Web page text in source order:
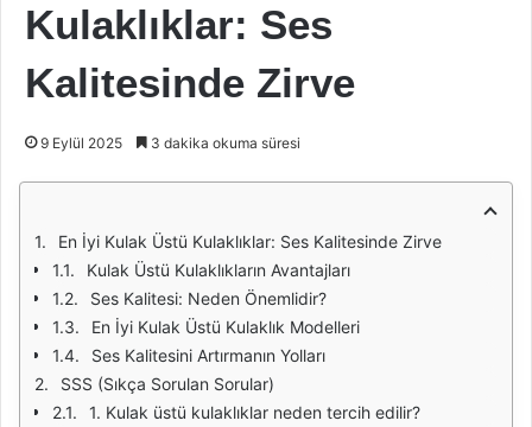
Kulaklıklar: Ses
Kalitesinde Zirve
9 Eylül 2025 3 dakika okuma süresi
En İyi Kulak Üstü Kulaklıklar: Ses Kalitesinde Zirve
Kulak Üstü Kulaklıkların Avantajları
Ses Kalitesi: Neden Önemlidir?
En İyi Kulak Üstü Kulaklık Modelleri
Ses Kalitesini Artırmanın Yolları
SSS (Sıkça Sorulan Sorular)
1. Kulak üstü kulaklıklar neden tercih edilir?